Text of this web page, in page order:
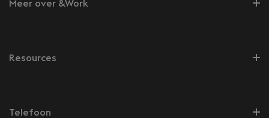
Meer over &Work
Resources
Telefoon